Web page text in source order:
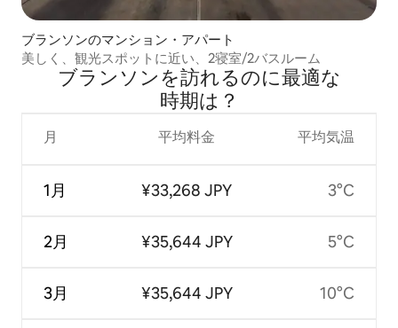
ブランソンのマンション・アパート
美しく、観光スポットに近い、2寝室/2バスルーム
ブランソンを訪⁠れ⁠るの⁠に最⁠適⁠な
時⁠期⁠は⁠？
月
1月
2月
3月
平均料金
¥33,268 JPY
¥35,644 JPY
¥35,644 JPY
平均気温
3°C
5°C
10°C